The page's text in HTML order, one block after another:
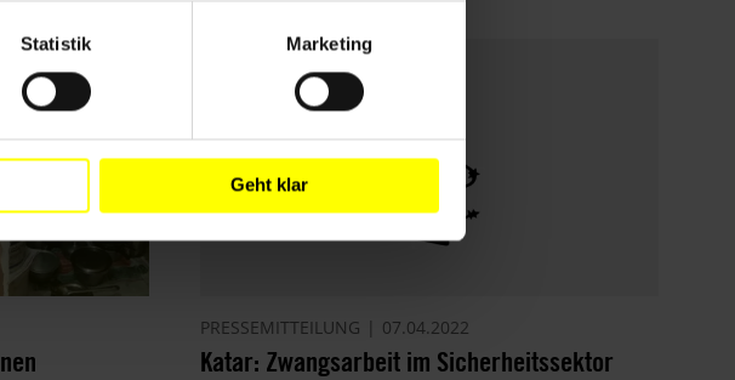
Statistik Marketing
Geht klar
PRESSEMITTEILUNG 07.04.2022
Katar: Zwangsarbeit im Sicherheitssektor